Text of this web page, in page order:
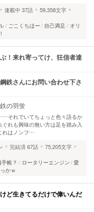
連載中 37話
59,358文字
ごこくちほー 自己満足
オリ
！来れ寄ってけ、狂信者達
鉄さんにお問い合わせ下さ
の羽蛍
それでいてちょっと色々語るか
れも興味の無い方は足を踏み入
れはノンフ…
完結済67話
75,205文字
帳？ ロータリーエンジン 愛
かｗ
ど生きてるだけで偉いんだ